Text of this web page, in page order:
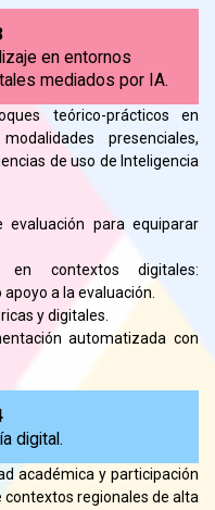
en entornos
mediados por IA.
teórico-prácticos en
presenciales,
de uso de Inteligencia
evaluación para equiparar
contextos digitales:
a la evaluación.
y digitales.
automatizada con
digital.
académica y participación
contextos regionales de alta